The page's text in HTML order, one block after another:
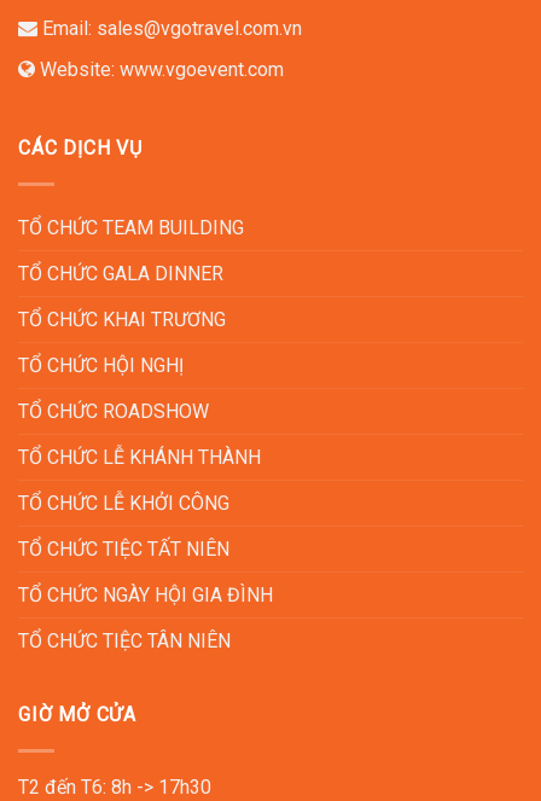
Email: sales@vgotravel.com.vn
Website: www.vgoevent.com
CÁC DỊCH VỤ
TỔ CHỨC TEAM BUILDING
TỔ CHỨC GALA DINNER
TỔ CHỨC KHAI TRƯƠNG
TỔ CHỨC HỘI NGHỊ
TỔ CHỨC ROADSHOW
TỔ CHỨC LỄ KHÁNH THÀNH
TỔ CHỨC LỄ KHỞI CÔNG
TỔ CHỨC TIỆC TẤT NIÊN
TỔ CHỨC NGÀY HỘI GIA ĐÌNH
TỔ CHỨC TIỆC TÂN NIÊN
GIỜ MỞ CỬA
T2 đến T6: 8h -> 17h30